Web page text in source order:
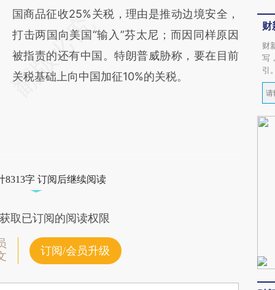
国商品征收25%关税，理由是推动边境安全，
打击两国向美国“输入”芬太尼；而因同样原因
被指责的还有中国。特朗普威胁称，要在目前
关税基础上向中国加征10%的关税。
8313字 订阅后继续阅读
取已订阅的阅读权限
订阅/会员升级
财
财
写
引